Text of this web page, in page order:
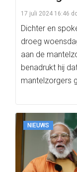
17 juli 2024 16:46
Dichter en
droeg
aan de
benadrukt hij
mantelzorgers
NIEUWS